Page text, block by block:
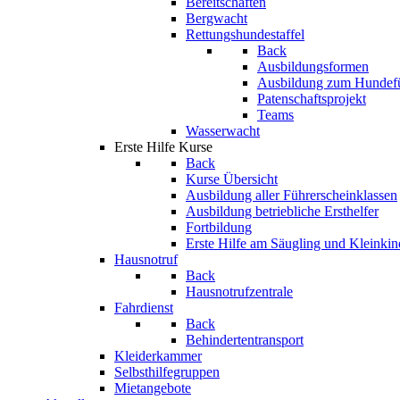
Bergwacht
Rettungshundestaffel
Back
Ausbildungsformen
Ausbildung zum
Patenschaftsprojekt
Teams
Wasserwacht
Erste Hilfe Kurse
Back
Kurse Übersicht
Ausbildung aller Führerscheinklassen
Ausbildung betriebliche Ersthelfer
Fortbildung
Erste Hilfe am Säugling und
Hausnotruf
Back
Hausnotrufzentrale
Fahrdienst
Back
Behindertentransport
Kleiderkammer
Selbsthilfegruppen
Mietangebote